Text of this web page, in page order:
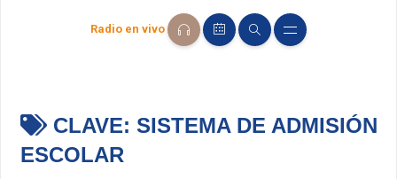
Radio en vivo
CLAVE: SISTEMA DE ADMISIÓN
ESCOLAR